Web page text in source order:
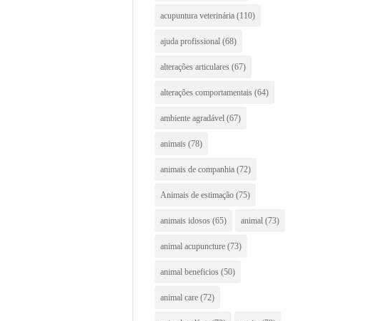
acupuntura veterinária (110)
ajuda profissional (68)
alterações articulares (67)
alterações comportamentais (64)
ambiente agradável (67)
animais (78)
animais de companhia (72)
Animais de estimação (75)
animais idosos (65) animal (73)
animal acupuncture (73)
animal beneficios (50)
animal care (72)